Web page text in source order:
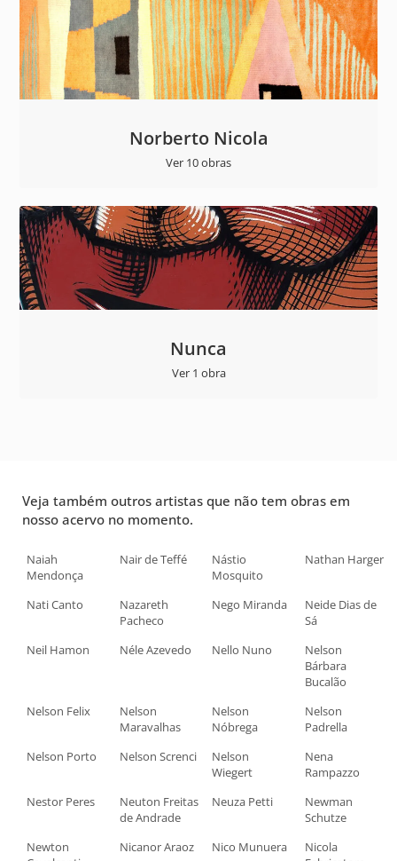
Norberto Nicola
Ver 10 obras
Nunca
Ver 1 obra
Veja também outros artistas que não tem obras em
nosso acervo no momento.
Naiah
Mendonça
Nair de Teffé
Nástio
Mosquito
Nathan Harger
Nati Canto
Nazareth
Pacheco
Nego Miranda
Neide Dias de
Sá
Neil Hamon
Néle Azevedo Nello Nuno
Nelson
Bárbara
Bucalão
Nelson Felix
Nelson
Maravalhas
Nelson
Nóbrega
Nelson
Padrella
Nelson Porto
Nelson Screnci
Nelson
Wiegert
Nena
Rampazzo
Nestor Peres
Neuton Freitas
de Andrade
Neuza Petti
Newman
Schutze
Newton
Nicanor Araoz Nico Munuera
Nicola